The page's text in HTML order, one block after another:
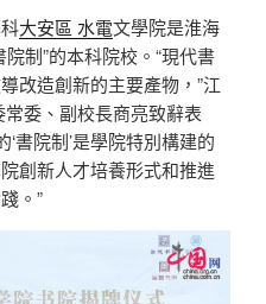
大安區 水電文學院是淮海
制”的本科院校。“現代書
改造創新的主要產物，”江
常委、副校長商亮致辭表
‘書院制’是學院特別構建的
創新人才培養形式和推進
。”